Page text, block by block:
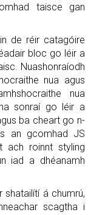
taisce gan
de réir catagóire
bloc go léir a
Nuashonraíodh
nua agus
nua
sonraí go léir a
ba cheart go n-
an gcomhad JS
ach roinnt styling
iad a dhéanamh
shatailítí á chumrú,
scagtha i